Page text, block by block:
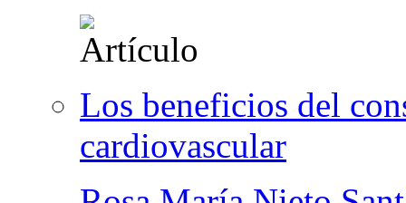
Los beneficios del
cardiovascular